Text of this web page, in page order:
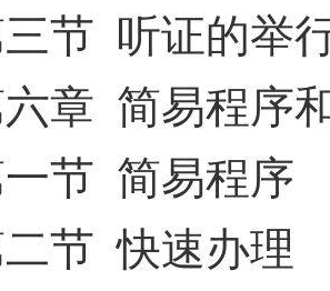
节 听证的举
章 简易程序
节 简易程序
节 快速办理